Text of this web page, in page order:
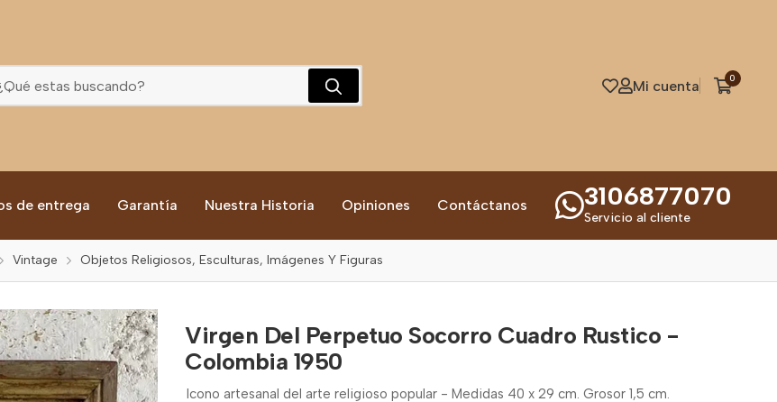
Mi cuenta 0
de entrega Garantía Nuestra Historia Opiniones Contáctanos 3106877070
Servicio al cliente
Vintage Objetos Religiosos, Esculturas, Imágenes Y Figuras
Virgen Del Perpetuo Socorro Cuadro Rustico -
Colombia 1950
Icono artesanal del arte religioso popular - Medidas 40 x 29 cm. Grosor 1,5 cm.